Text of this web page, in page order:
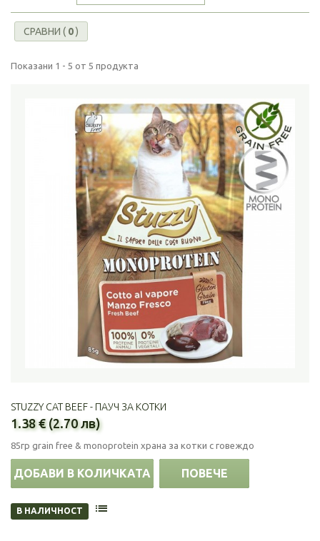
СРАВНИ ( 0)
Показани 1 - 5 от 5 продукта
STUZZY CAT BEEF - ПАУЧ ЗА КОТКИ
1.38 € (2.70 лв)
85гр grain free & monoprotein храна за котки с говеждо
ДОБАВИ В КОЛИЧКАТА ПОВЕЧЕ
В НАЛИЧНОСТ